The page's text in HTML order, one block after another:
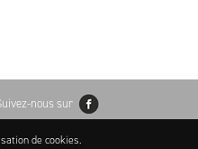
nous sur
de cookies.